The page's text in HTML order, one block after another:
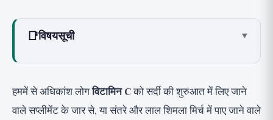
📑विषयसूची ▾
मस्तिष्क से संबंध: एक संभावित तंत्र
वर्तमान साक्ष्य
हममें से अधिकांश लोगविटामिन Cको सर्दी की शुरुआत में लिए जाने
वाले सप्लीमेंट के जार से, या संतरे और लाल शिमला मिर्च में पाए जाने वाले